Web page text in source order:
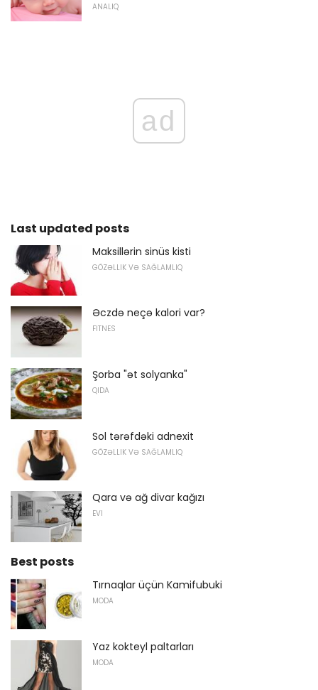
ANALIQ
ad
Last updated posts
Maksillərin sinüs kisti
GÖZƏLLIK VƏ SAĞLAMLIQ
Əczdə neçə kalori var?
FITNES
Şorba "ət solyanka"
QIDA
Sol tərəfdəki adnexit
GÖZƏLLIK VƏ SAĞLAMLIQ
Qara və ağ divar kağızı
EVI
Best posts
Tırnaqlar üçün Kamifubuki
MODA
Yaz kokteyl paltarları
MODA